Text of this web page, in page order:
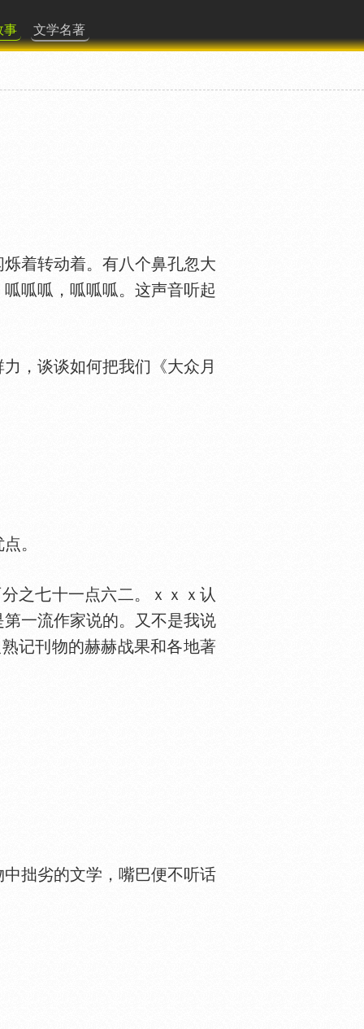
事 文学名著
着转动着。有八个鼻孔忽大
呱呱，呱呱呱。这声音听起
，谈谈如何把我们《大众月
。
之七十一点六二。ｘｘｘ认
一流作家说的。又不是我说
记刊物的赫赫战果和各地著
拙劣的文学，嘴巴便不听话